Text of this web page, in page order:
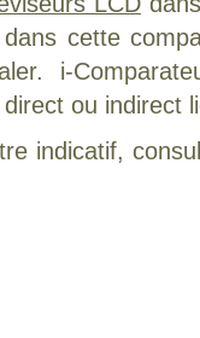
cette
i-
ou indirect
indicatif,